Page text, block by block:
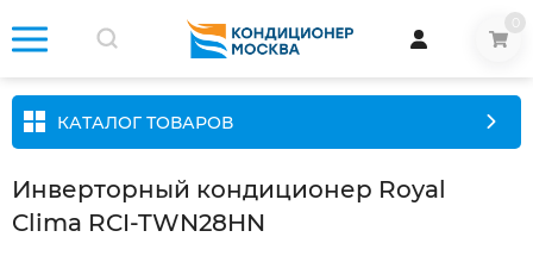
КАТАЛОГ ТОВАРОВ
Инверторный кондиционер Royal
Clima RCI-TWN28HN